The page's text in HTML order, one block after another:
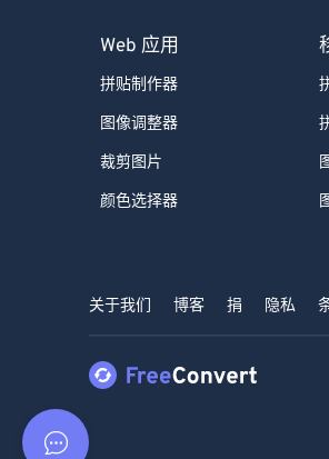
Web 应用
拼贴制作器
图像调整器
裁剪图片
颜色选择器
关于我们 博客 捐 隐私